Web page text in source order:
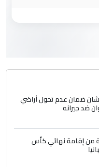
ومن اصول عريقة
صدام حسين سل
ماما يسقط
ومن اصول عريقة
ضمان عدم تحول أراضي
ضد جيرانه
من إقامة نهائي كأس